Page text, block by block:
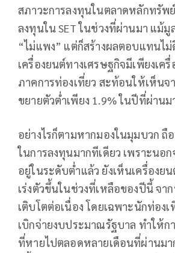
สภาวะการลงทุนในตลาดหลักทรัพ
ลงทุนใน SET ในช่วงที่ผ่านมา แม้
“ไม่แพง” แต่ก็สร้างผลตอบแทนไม่
เครื่องยนต์ทางเศรษฐกิจมีเพียงเค
ภาคการท่องเที่ยว สะท้อนให้เห็นจ
ขยายตัวต่ำเพียง 1.9% ในปีที่ผ่านม
อย่างไรก็ตามหากมองในมุมบวก ถื
ในการลงทุนมากทีเดียว เพราะนอ
อยู่ในระดับต่ำแล้ว ยังเห็นเครื่องย
เร่งตัวขึ้นในช่วงที่เหลือของปีนี้ จา
เติบโตต่อเนื่อง โดยเฉพาะนักท่องเ
เบิกจ่ายงบประมาณรัฐบาล ทำให้ก
ที่หายไปตลอดหลายเดือนที่ผ่านม